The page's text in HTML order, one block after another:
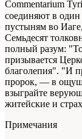
Commentarium
соединяют в
пустыням во
Семьдесят
полный разум:
призывается
благолепия". "И
пророк, — в
взыграйте
житейские и
Примечания